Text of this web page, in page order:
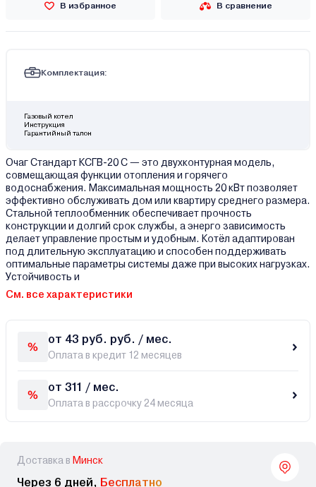
В избранное В сравнение
Комплектация:
Газовый котел
Инструкция
Гарантийный талон
Очаг Стандарт КСГВ-20 С — это двухконтурная модель,
совмещающая функции отопления и горячего
водоснабжения. Максимальная мощность 20 кВт позволяет
эффективно обслуживать дом или квартиру среднего размера.
Стальной теплообменник обеспечивает прочность
конструкции и долгий срок службы, а энерго зависимость
делает управление простым и удобным. Котёл адаптирован
под длительную эксплуатацию и способен поддерживать
оптимальные параметры системы даже при высоких нагрузках.
Устойчивость и
См. все характеристики
от 43 руб. руб. / мес.
Оплата в кредит 12 месяцев
от 311 / мес.
Оплата в рассрочку 24 месяца
Доставка в Минск
Через 6 дней, Бесплатно